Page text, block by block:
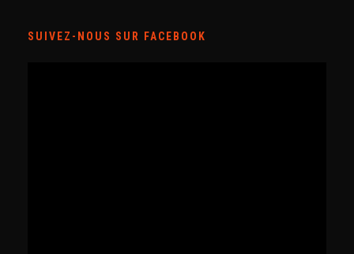
SUIVEZ-NOUS SUR FACEBOOK